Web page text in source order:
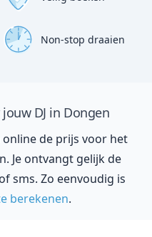
Non-stop draaien
DJ in Dongen
de prijs voor het
Je ontvangt gelijk de
sms. Zo eenvoudig is
berekenen.